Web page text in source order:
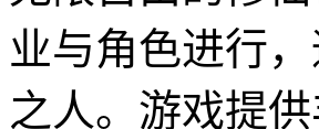
业与角色进行
之人。游戏提